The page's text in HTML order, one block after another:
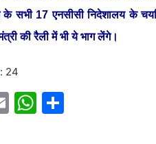
के सभी 17 एनसीसी निदेशालय के
की रैली में भी ये भाग लेंगे।
24
E
W